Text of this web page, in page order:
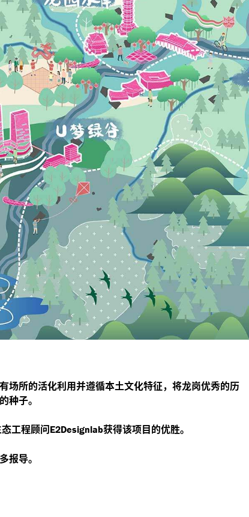
场所的活化利用并遵循本土文化特征，将龙岗优秀的历
种子。
工程顾问E2Designlab获得该项目的优胜。
报导。